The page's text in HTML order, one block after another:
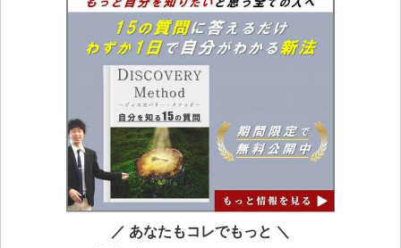
／ あなたもコレでもっと ＼